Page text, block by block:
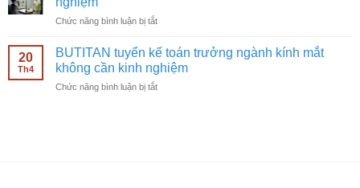
không
kinh
nghiệm
bán
kính
mắt
không
cần
Chức năng bình luận bị tắtở
tuyển
kỹ
thuật
viên
20
Th4
BUTITAN tuyển kế toán trưởng ngành kính mắt
không cần kinh nghiệm
Chức năng bình luận bị tắtở